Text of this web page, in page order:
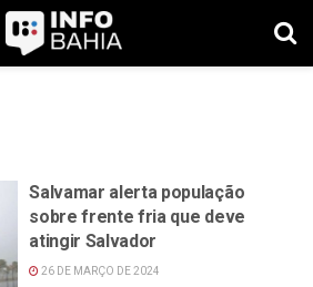
Salvamar alerta população
sobre frente fria que deve
atingir Salvador
26 DE MARÇO DE 2024